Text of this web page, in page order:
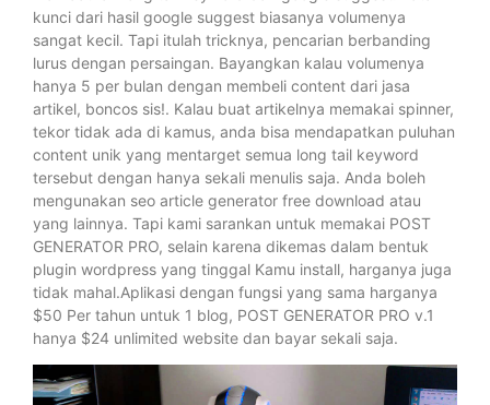
kunci dari hasil google suggest biasanya volumenya
sangat kecil. Tapi itulah tricknya, pencarian berbanding
lurus dengan persaingan. Bayangkan kalau volumenya
hanya 5 per bulan dengan membeli content dari jasa
artikel, boncos sis!. Kalau buat artikelnya memakai spinner,
tekor tidak ada di kamus, anda bisa mendapatkan puluhan
content unik yang mentarget semua long tail keyword
tersebut dengan hanya sekali menulis saja. Anda boleh
mengunakan seo article generator free download atau
yang lainnya. Tapi kami sarankan untuk memakai POST
GENERATOR PRO, selain karena dikemas dalam bentuk
plugin wordpress yang tinggal Kamu install, harganya juga
tidak mahal.Aplikasi dengan fungsi yang sama harganya
$50 Per tahun untuk 1 blog, POST GENERATOR PRO v.1
hanya $24 unlimited website dan bayar sekali saja.